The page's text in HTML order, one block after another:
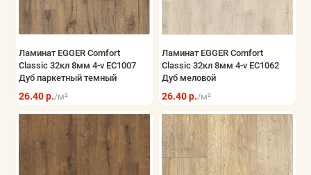
Искусственная трава
Аксессуары
Показать все
Ламинат EGGER Comfort
Classic 32кл 8мм 4-v EC1007
Дуб паркетный темный
26.40 р./м²
Ламинат EGGER Comfort
Classic 32кл 8мм 4-v EC1062
Дуб меловой
26.40 р./м²